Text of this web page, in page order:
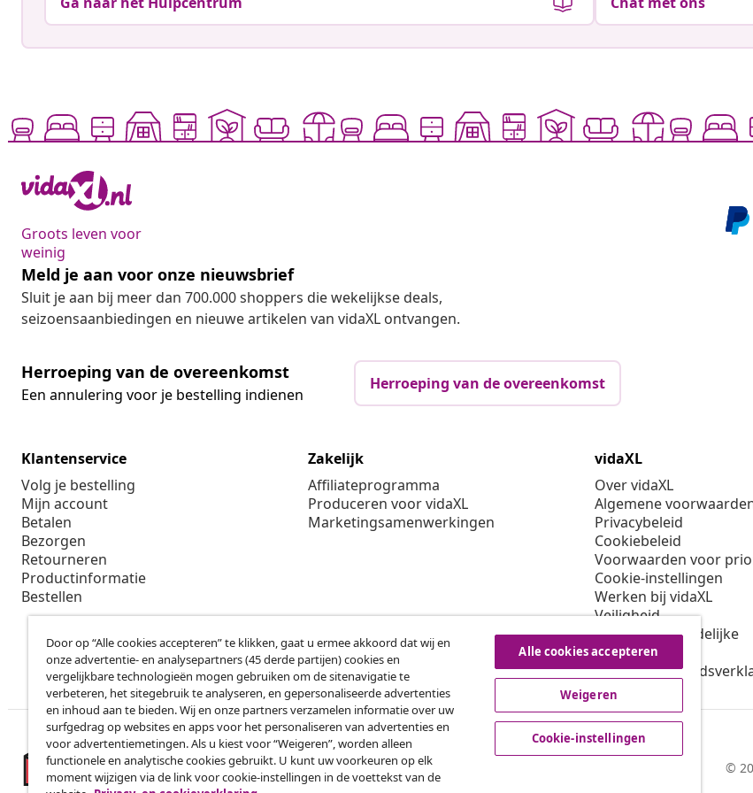
Groots leven voor
weinig
Meld je aan voor onze nieuwsbrief
Sluit je aan bij meer dan 700.000 shoppers die wekelijkse deals,
seizoensaanbiedingen en nieuwe artikelen van vidaXL ontvangen.
Herroeping van de overeenkomst
Een annulering voor je bestelling indienen
Herroeping van de overeenkomst
Klantenservice
Volg je bestelling
Mijn account
Betalen
Bezorgen
Retourneren
Productinformatie
Bestellen
Zakelijk
Affiliateprogramma
Produceren voor vidaXL
Marketingsamenwerkingen
vidaXL
Over vidaXL
Algemene
Privacybeleid
Cookiebeleid
Voorwaarden voor
Cookie-instellingen
Werken bij vidaXL
Veiligheid
EU verantwoordelijke
Beleid voor EPR
©
Door op “Alle cookies accepteren” te klikken, gaat u ermee akkoord dat wij en
onze advertentie- en analysepartners (45 derde partijen) cookies en
vergelijkbare technologieën mogen gebruiken om de sitenavigatie te
verbeteren, het sitegebruik te analyseren, en gepersonaliseerde advertenties
en inhoud aan te bieden. Wij en onze partners verzamelen informatie over uw
surfgedrag op websites en apps voor het personaliseren van advertenties en
voor advertentiemetingen. Als u kiest voor “Weigeren”, worden alleen
functionele en analytische cookies gebruikt. U kunt uw voorkeuren op elk
moment wijzigen via de link voor cookie-instellingen in de voettekst van de
Alle cookies accepteren
Weigeren
Cookie-instellingen